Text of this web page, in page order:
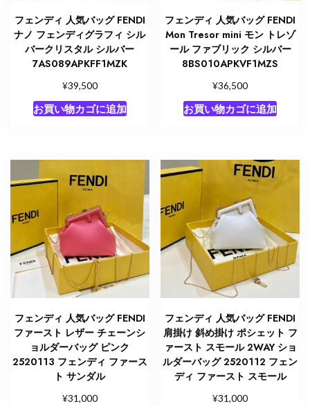
フェンディ 人気バッグ FENDI
ナノ フェンディグラフィ シル
バークリスタル シルバー
7AS089APKFF1MZK
¥39,500
お買い物カゴに追加
フェンディ 人気バッグ FENDI
Mon Tresor mini モン トレゾ
ール ファブリック シルバー
8BS010APKVF1MZS
¥36,500
お買い物カゴに追加
フェンディ 人気バッグ FENDI
ファースト レザー チェーンシ
ョルダーバッグ ピンク
2520113 フェンディ ファース
ト サンダル
¥31,000
フェンディ 人気バッグ FENDI
肩掛け 斜め掛け ポシェット フ
ァースト スモール 2WAY ショ
ルダーバッグ 2520112 フェン
ディ ファースト スモール
¥31,000